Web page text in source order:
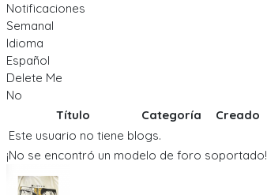
Notificaciones
Semanal
Idioma
Español
Delete Me
No
Título
Categoría
Creado
Este usuario no tiene blogs.
¡No se encontró un modelo de foro soportado!